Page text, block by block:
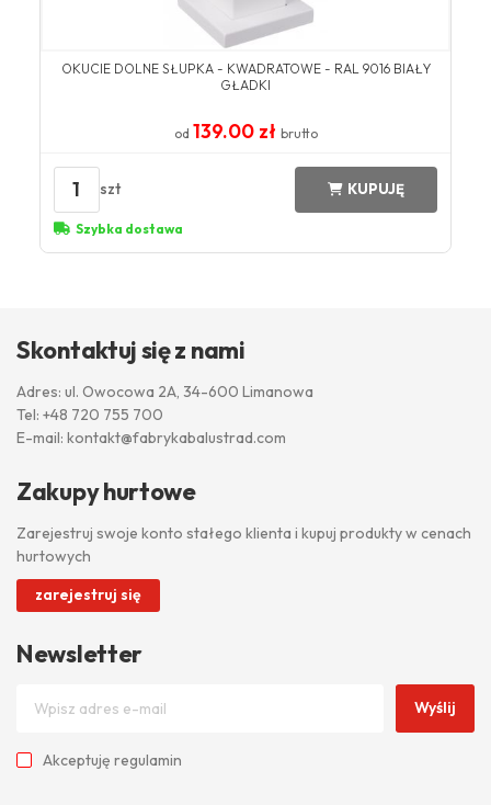
OKUCIE DOLNE SŁUPKA - KWADRATOWE - RAL 9016 BIAŁY
GŁADKI
od 139.00 zł brutto
1 szt KUPUJĘ
Szybka dostawa
Skontaktuj się z nami
Adres: ul. Owocowa 2A, 34-600 Limanowa
Tel: +48 720 755 700
E-mail: kontakt@fabrykabalustrad.com
Zakupy hurtowe
Zarejestruj swoje konto stałego klienta i kupuj produkty w cenach
hurtowych
zarejestruj się
Newsletter
Wyślij
Akceptuję regulamin